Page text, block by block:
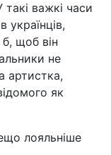
важкі часи
українців,
щоб він
не
артистка,
як
лояльніше